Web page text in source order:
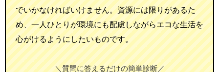
でいかなければいけません。資源には限りがあるた
め、一人ひとりが環境にも配慮しながらエコな生活を
心がけるようにしたいものです。
＼質問に答えるだけの簡単診断／